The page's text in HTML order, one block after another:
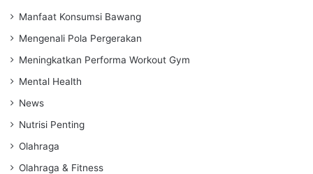
Manfaat Konsumsi Bawang
Mengenali Pola Pergerakan
Meningkatkan Performa Workout Gym
Mental Health
News
Nutrisi Penting
Olahraga
Olahraga & Fitness